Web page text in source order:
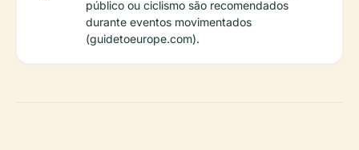
público ou ciclismo são recomendados
durante eventos movimentados
(guidetoeurope.com).